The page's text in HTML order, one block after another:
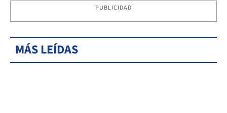
PUBLICIDAD
MÁS LEÍDAS